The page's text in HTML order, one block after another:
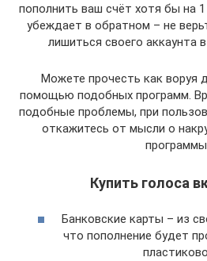
пополнить ваш счёт хотя бы на
убеждает в обратном – не
лишиться своего аккаунта
Можете прочесть как воруя
помощью подобных программ.
подобные проблемы, при
откажитесь от мысли о
Купить голоса
Банковские карты – из
что пополнение будет